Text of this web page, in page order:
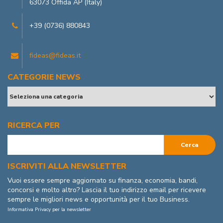
63073 Offida AP (Italy)
+39 (0736) 880843
fideas@fideas.it
CATEGORIE NEWS
RICERCA PER
ISCRIVITI ALLA NEWSLETTER
Vuoi essere sempre aggiornato su finanza, economia, bandi,
concorsi e molto altro? Lascia il tuo indirizzo email per ricevere
sempre le migliori news e opportunità per il tuo Business.
Informativa Privacy per la newsletter